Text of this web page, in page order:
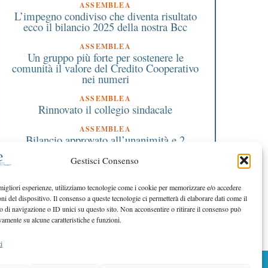
Gestisci Consenso
esperienze, utilizziamo tecnologie come i cookie per memorizzare e/o accedere
del dispositivo. Il consenso a queste tecnologie ci permetterà di elaborare dati come il
di navigazione o ID unici su questo sito. Non acconsentire o ritirare il consenso può
su alcune caratteristiche e funzioni.
ASSEMBLEA
L’impegno condiviso che diventa risultato
ecco il bilancio 2025 della nostra Bcc
ASSEMBLEA
Un gruppo più forte per sostenere le
comunità il valore del Credito Cooperativo
nei numeri
ASSEMBLEA
Rinnovato il collegio sindacale
ASSEMBLEA
Bilancio approvato all’unanimità e 2
EDITORIALE PRESIDENTE
Costruire futuro insieme